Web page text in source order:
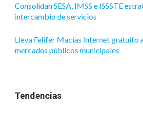
Consolidan SESA, IMSS e ISSSTE
intercambio de servicios
Lleva Felifer Macías Internet gratuito
mercados públicos municipales
Tendencias